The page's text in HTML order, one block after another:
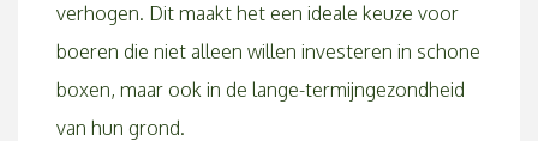
verhogen. Dit maakt het een ideale keuze voor
boeren die niet alleen willen investeren in schone
boxen, maar ook in de lange-termijngezondheid
van hun grond.